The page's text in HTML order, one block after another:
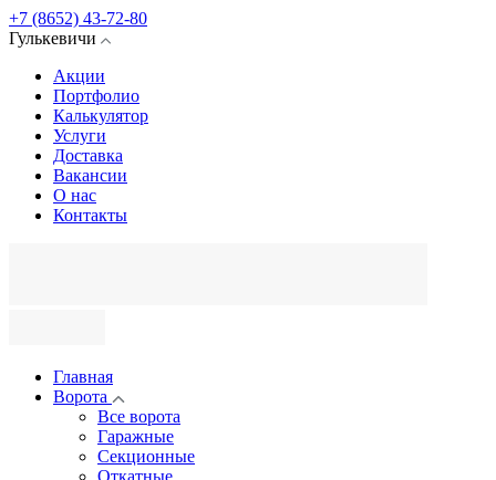
+7 (8652) 43-72-80
Гулькевичи
Акции
Портфолио
Калькулятор
Услуги
Доставка
Вакансии
О нас
Контакты
Главная
Ворота
Все ворота
Гаражные
Секционные
Откатные